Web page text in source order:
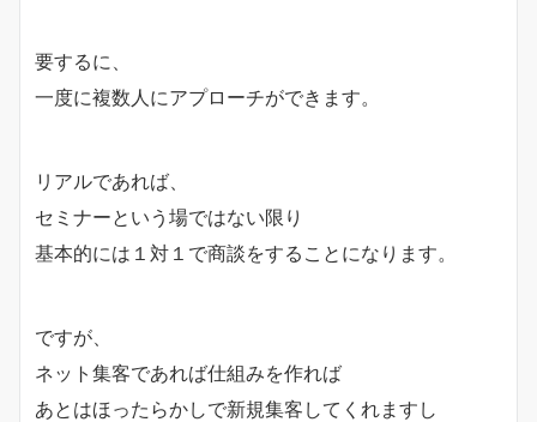
要するに、
一度に複数人にアプローチができます。
リアルであれば、
セミナーという場ではない限り
基本的には１対１で商談をすることになります。
ですが、
ネット集客であれば仕組みを作れば
あとはほったらかしで新規集客してくれますし